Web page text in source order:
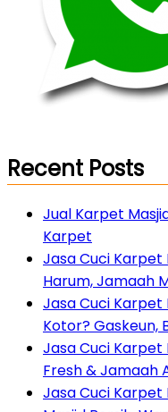
Recent Posts
Jual Karpet
Karpet
Jasa Cuci Karpet
Harum, Jamaah
Jasa Cuci
Kotor? Gaskeun,
Jasa Cuci Karpet
Fresh & Jamaah
Jasa Cuci Karpet